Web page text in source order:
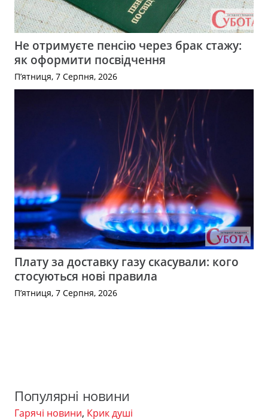
Не отримуєте пенсію через брак стажу:
як оформити посвідчення
П’ятниця, 7 Серпня, 2026
Плату за доставку газу скасували: кого
стосуються нові правила
П’ятниця, 7 Серпня, 2026
Популярні новини
Гарячі новини, Крик душі